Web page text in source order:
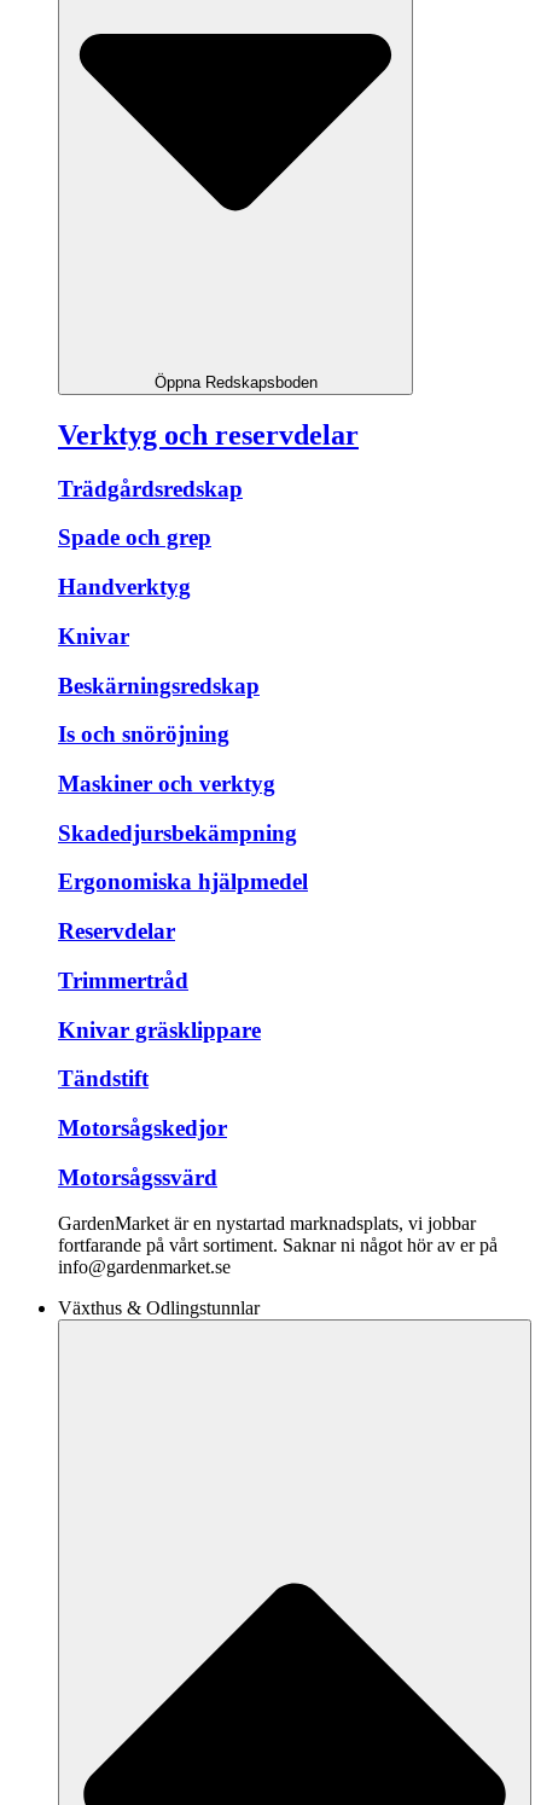
Öppna Redskapsboden
Verktyg och reservdelar
Trädgårdsredskap
Spade och grep
Handverktyg
Knivar
Beskärningsredskap
Is och snöröjning
Maskiner och verktyg
Skadedjursbekämpning
Ergonomiska hjälpmedel
Reservdelar
Trimmertråd
Knivar gräsklippare
Tändstift
Motorsågskedjor
Motorsågssvärd
GardenMarket är en nystartad marknadsplats, vi jobbar
fortfarande på vårt sortiment. Saknar ni något hör av er på
info@gardenmarket.se
Växthus & Odlingstunnlar